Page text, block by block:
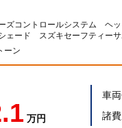
ズコントロールシステム ヘ
ード スズキセーフティー
ーン
万円
車
諸